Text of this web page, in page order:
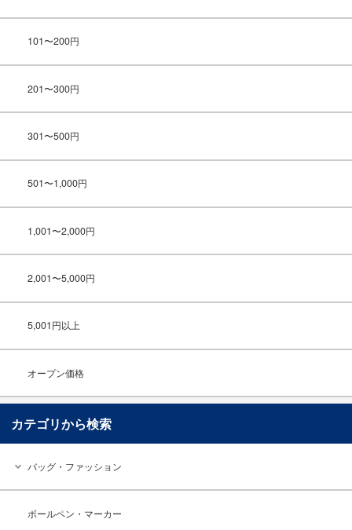
101〜200円
201〜300円
301〜500円
501〜1,000円
1,001〜2,000円
2,001〜5,000円
5,001円以上
オープン価格
カテゴリから検索
バッグ・ファッション
ボールペン・マーカー